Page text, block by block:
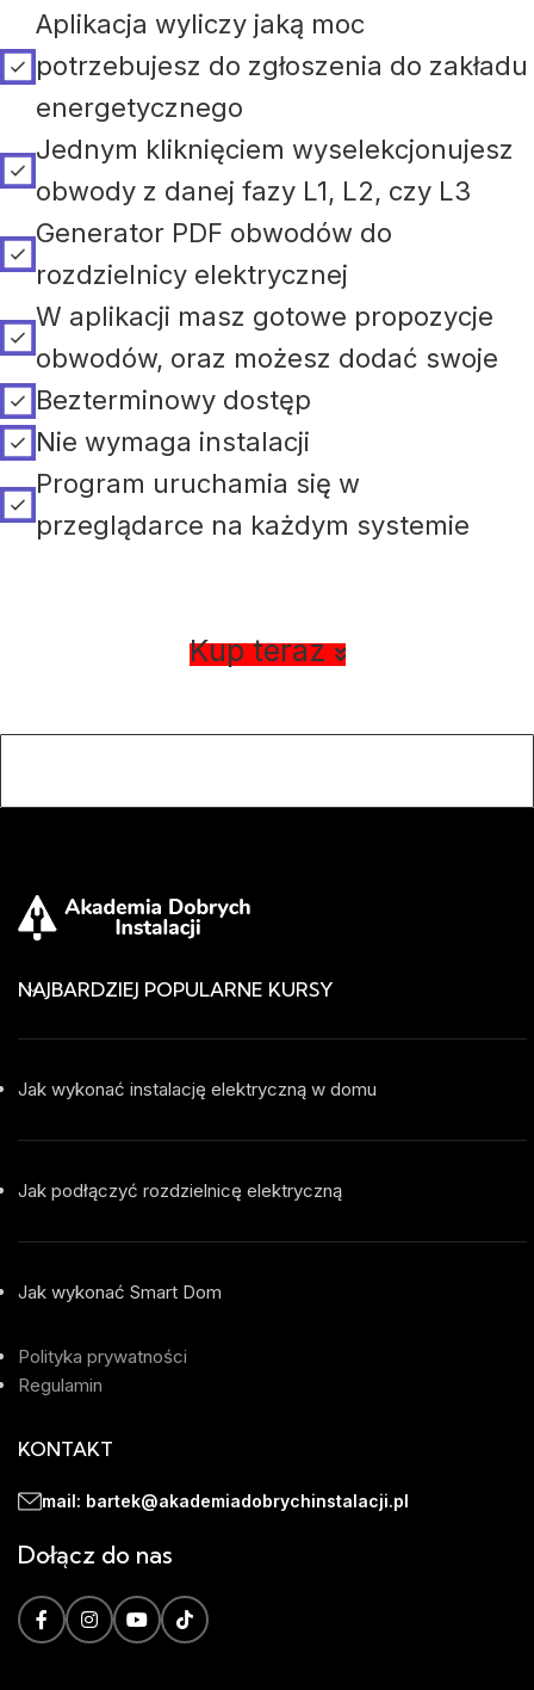
Aplikacja wyliczy jaką moc
potrzebujesz do zgłoszenia do zakładu
energetycznego
Jednym kliknięciem wyselekcjonujesz
obwody z danej fazy L1, L2, czy L3
Generator PDF obwodów do
rozdzielnicy elektrycznej
W aplikacji masz gotowe propozycje
obwodów, oraz możesz dodać swoje
Bezterminowy dostęp
Nie wymaga instalacji
Program uruchamia się w
przeglądarce na każdym systemie
Kup teraz
NAJBARDZIEJ POPULARNE KURSY
Jak wykonać instalację elektryczną w domu
Jak podłączyć rozdzielnicę elektryczną
Jak wykonać Smart Dom
Polityka prywatności
Regulamin
KONTAKT
mail: bartek@akademiadobrychinstalacji.pl
Dołącz do nas